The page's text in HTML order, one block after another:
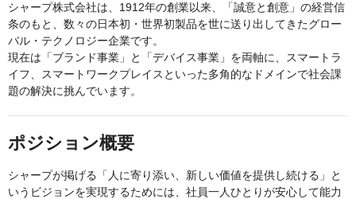
シャープ株式会社は、1912年の創業以来、「誠意と創意」の経営信
条のもと、数々の日本初・世界初製品を世に送り出してきたグロー
バル・テクノロジー企業です。
現在は「ブランド事業」と「デバイス事業」を両軸に、スマートラ
イフ、スマートワークプレイスといった多角的なドメインで社会課
題の解決に挑んでいます。
ポジション概要
シャープが掲げる「人に寄り添い、新しい価値を提供し続ける」と
いうビジョンを実現するためには、社員一人ひとりが安心して能力